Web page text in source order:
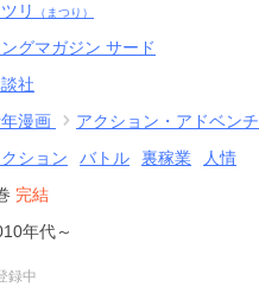
リ （まつり）
グマガジン サード
社
漫画
アクション・アドベン
ション バトル 裏稼業
人情
完結
年代～
録中